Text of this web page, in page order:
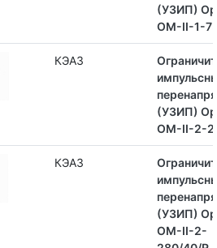
(УЗИП)
OM-II-1-
КЭАЗ
(УЗИП)
OM-II-2-
КЭАЗ
(УЗИП)
OM-II-2-